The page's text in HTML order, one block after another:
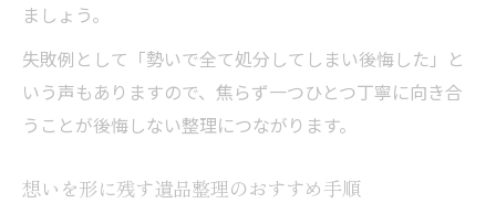
ましょう。
失敗例として「勢いで全て処分してしまい後悔した」と
いう声もありますので、焦らず一つひとつ丁寧に向き合
うことが後悔しない整理につながります。
想いを形に残す遺品整理のおすすめ手順